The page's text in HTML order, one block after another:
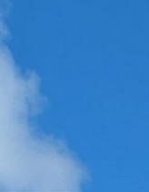
content